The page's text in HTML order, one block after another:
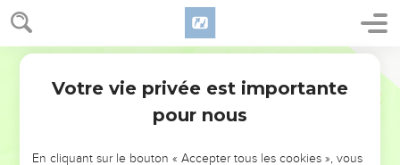
NE MANQUEZ PAS L’ÉVÉNEMENT
Votre vie privée est importante
pour nous
En cliquant sur le bouton « Accepter tous les cookies », vous